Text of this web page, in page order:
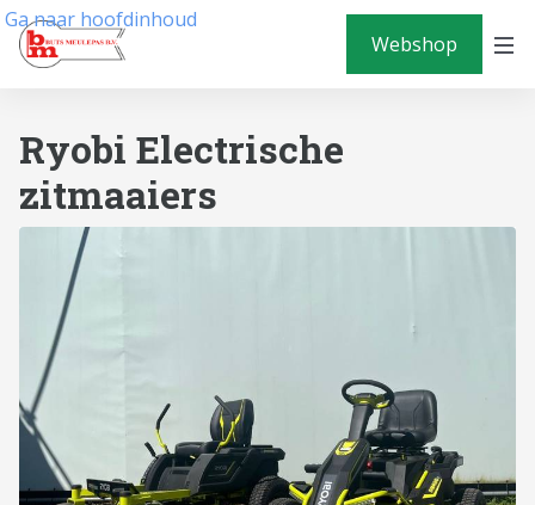
Ga naar hoofdinhoud
Webshop
Ryobi Electrische
zitmaaiers